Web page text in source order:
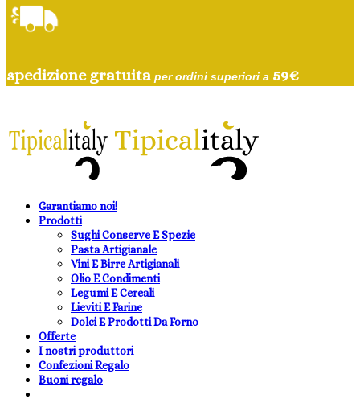
spedizione gratuita per ordini superiori a 59€
Garantiamo noi!
Prodotti
Sughi Conserve E Spezie
Pasta Artigianale
Vini E Birre Artigianali
Olio E Condimenti
Legumi E Cereali
Lieviti E Farine
Dolci E Prodotti Da Forno
Offerte
I nostri produttori
Confezioni Regalo
Buoni regalo